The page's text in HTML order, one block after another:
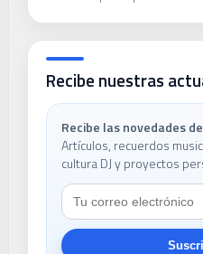
Recibe nuestras
Recibe las novedades
Artículos, recuerdos
cultura DJ y proyectos